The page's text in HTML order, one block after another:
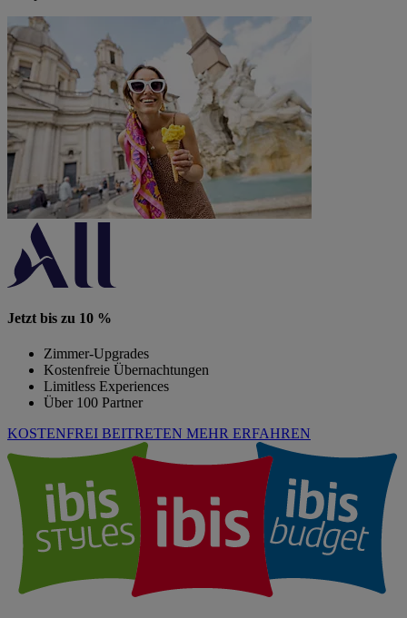
Jetzt bis zu 10 %
Zimmer-Upgrades
Kostenfreie Übernachtungen
Limitless Experiences
Über 100 Partner
KOSTENFREI BEITRETEN MEHR ERFAHREN